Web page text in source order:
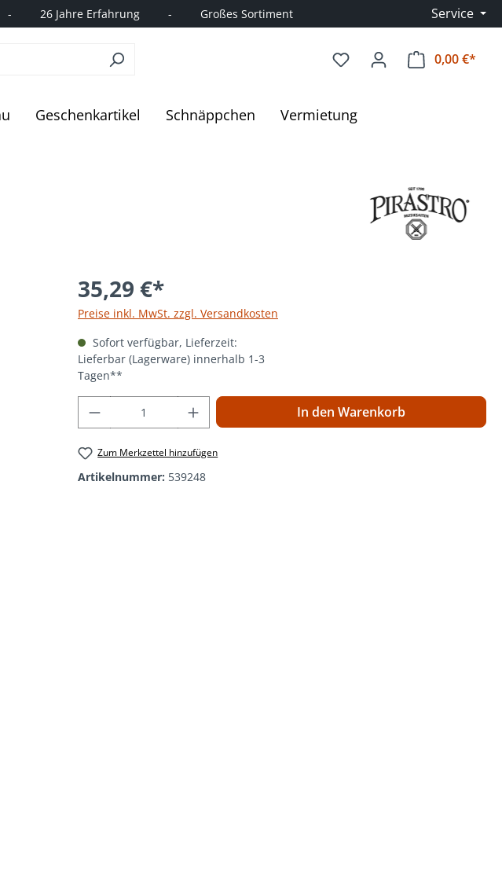
26 Jahre Erfahrung         -         Großes Sortiment Service
0,00 €*
Geschenkartikel Schnäppchen Vermietung
35,29 €*
Preise inkl. MwSt. zzgl. Versandkosten
Sofort verfügbar, Lieferzeit:
Lieferbar (Lagerware) innerhalb 1-3
Tagen**
Produkt Anzahl: Gib den gewünschten Wert
In den Warenkorb
Zum Merkzettel hinzufügen
Artikelnummer: 539248